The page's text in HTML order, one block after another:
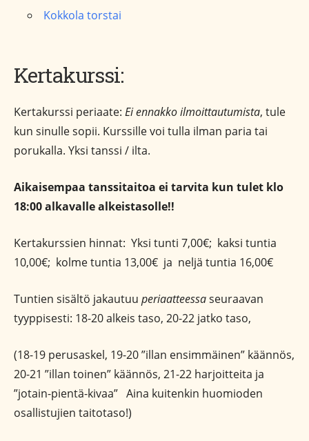
Kokkola torstai
Kertakurssi:
Kertakurssi periaate: Ei ennakko ilmoittautumista, tule
kun sinulle sopii. Kurssille voi tulla ilman paria tai
porukalla. Yksi tanssi / ilta.
Aikaisempaa tanssitaitoa ei tarvita kun tulet klo
18:00 alkavalle alkeistasolle!!
Kertakurssien hinnat: Yksi tunti 7,00€; kaksi tuntia
10,00€; kolme tuntia 13,00€ ja neljä tuntia 16,00€
Tuntien sisältö jakautuu periaatteessaseuraavan
tyyppisesti: 18-20 alkeis taso, 20-22 jatko taso,
(18-19 perusaskel, 19-20 ”illan ensimmäinen” käännös,
20-21 ”illan toinen” käännös, 21-22 harjoitteita ja
”jotain-pientä-kivaa” Aina kuitenkin huomioden
osallistujien taitotaso!)